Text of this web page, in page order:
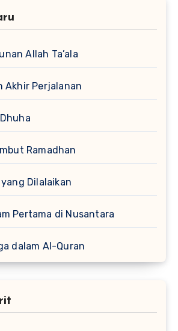
Allah Ta’ala
Akhir Perjalanan
Ramadhan
Dilalaikan
Pertama di Nusantara
dalam Al-Quran